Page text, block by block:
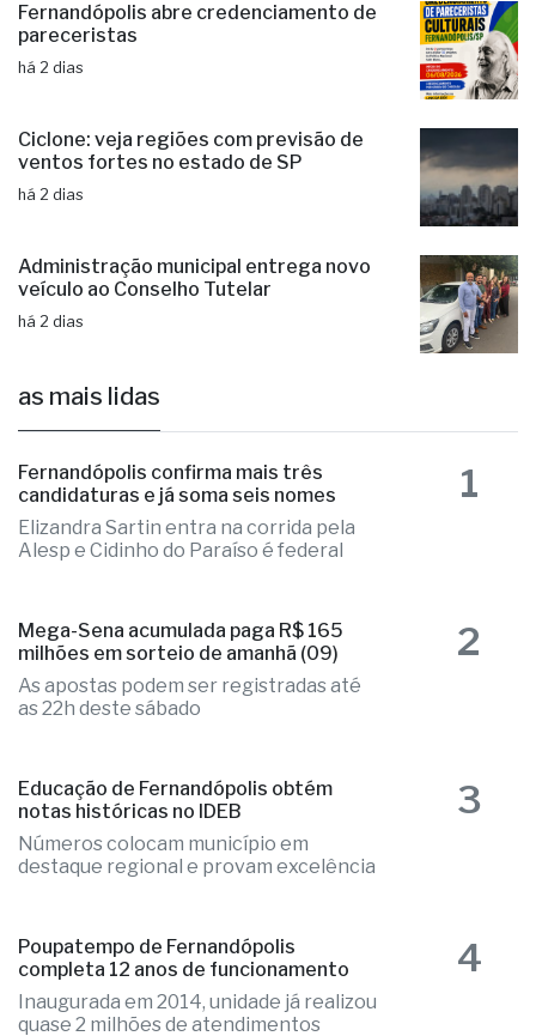
Fernandópolis abre credenciamento de
pareceristas
há 2 dias
Ciclone: veja regiões com previsão de
ventos fortes no estado de SP
há 2 dias
Administração municipal entrega novo
veículo ao Conselho Tutelar
há 2 dias
as mais lidas
Fernandópolis confirma mais três
candidaturas e já soma seis nomes
Elizandra Sartin entra na corrida pela
Alesp e Cidinho do Paraíso é federal
1
Mega-Sena acumulada paga R$ 165
milhões em sorteio de amanhã (09)
As apostas podem ser registradas até
as 22h deste sábado
2
Educação de Fernandópolis obtém
notas históricas no IDEB
Números colocam município em
destaque regional e provam excelência
3
Poupatempo de Fernandópolis
completa 12 anos de funcionamento
Inaugurada em 2014, unidade já realizou
quase 2 milhões de atendimentos
4